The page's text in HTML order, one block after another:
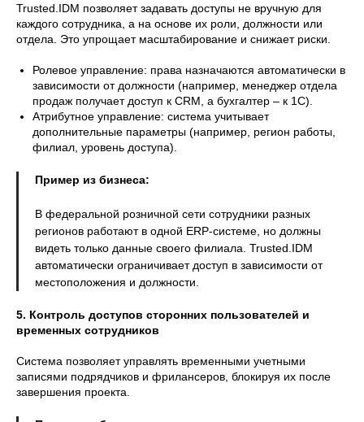
Trusted.IDM позволяет задавать доступы не вручную для
каждого сотрудника, а на основе их роли, должности или
отдела. Это упрощает масштабирование и снижает риски.
Ролевое управление: права назначаются автоматически в
зависимости от должности (например, менеджер отдела
продаж получает доступ к CRM, а бухгалтер – к 1С).
Атрибутное управление: система учитывает
дополнительные параметры (например, регион работы,
филиал, уровень доступа).
Пример из бизнеса:
В федеральной розничной сети сотрудники разных
регионов работают в одной ERP-системе, но должны
видеть только данные своего филиала. Trusted.IDM
автоматически ограничивает доступ в зависимости от
местоположения и должности.
5. Контроль доступов сторонних пользователей и
временных сотрудников
Система позволяет управлять временными учетными
записями подрядчиков и фрилансеров, блокируя их после
завершения проекта.